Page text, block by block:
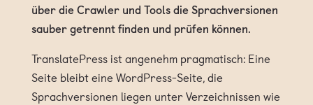
über die Crawler und Tools die Sprachversionen
sauber getrennt finden und prüfen können.
TranslatePress ist angenehm pragmatisch: Eine
Seite bleibt eine WordPress-Seite, die
Sprachversionen liegen unter Verzeichnissen wie